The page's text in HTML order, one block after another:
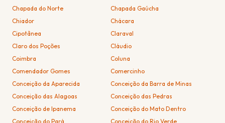
Chapada do Norte
Chapada Gaúcha
Chiador
Chácara
Cipotânea
Claraval
Claro dos Poções
Cláudio
Coimbra
Coluna
Comendador Gomes
Comercinho
Conceição da Aparecida
Conceição da Barra de Minas
Conceição das Alagoas
Conceição das Pedras
Conceição de Ipanema
Conceição do Mato Dentro
Conceição do Pará
Conceição do Rio Verde